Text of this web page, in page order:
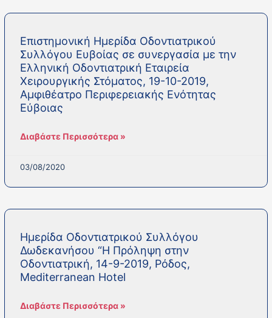
Επιστημονική Ημερίδα Οδοντιατρικού
Συλλόγου Ευβοίας σε συνεργασία με την
Ελληνική Οδοντιατρική Εταιρεία
Χειρουργικής Στόματος, 19-10-2019,
Αμφιθέατρο Περιφερειακής Ενότητας
Εύβοιας
Διαβάστε Περισσότερα »
03/08/2020
Ημερίδα Οδοντιατρικού Συλλόγου
Δωδεκανήσου “Η Πρόληψη στην
Οδοντιατρική, 14-9-2019, Ρόδος,
Mediterranean Hotel
Διαβάστε Περισσότερα »